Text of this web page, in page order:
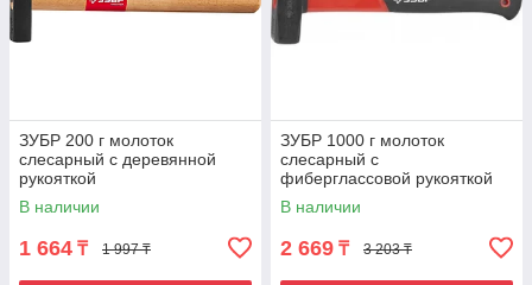
ЗУБР 200 г молоток
слесарный с деревянной
рукояткой
В наличии
1 664 ₸ 1 997 ₸
ЗУБР 1000 г молоток
слесарный с
фиберглассовой рукояткой
В наличии
2 669 ₸ 3 203 ₸